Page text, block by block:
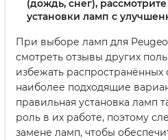
(дождь, снег),
установки ламп с
При выборе ламп для
смотреть отзывы других
избежать
наиболее подходящие
правильная установка ламп
роль в их работе, поэтому
замене ламп, чтобы